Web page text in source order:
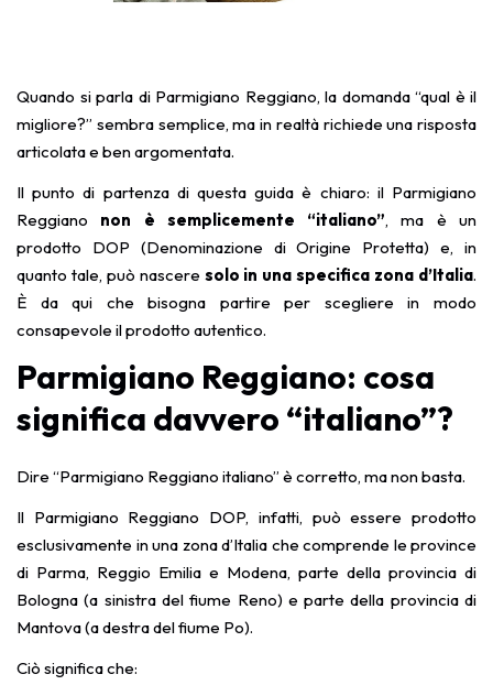
Quando si parla di Parmigiano Reggiano, la domanda “qual è il
migliore?” sembra semplice, ma in realtà richiede una risposta
articolata e ben argomentata.
Il punto di partenza di questa guida è chiaro: il Parmigiano
Reggiano non è semplicemente “italiano”, ma è un
prodotto DOP (Denominazione di Origine Protetta) e, in
quanto tale, può nascere solo in una specifica zona d’Italia.
È da qui che bisogna partire per scegliere in modo
consapevole il prodotto autentico.
Parmigiano Reggiano: cosa
significa davvero “italiano”?
Dire “Parmigiano Reggiano italiano” è corretto, ma non basta.
Il Parmigiano Reggiano DOP, infatti, può essere prodotto
esclusivamente in una zona d’Italia che comprende le province
di Parma, Reggio Emilia e Modena, parte della provincia di
Bologna (a sinistra del fiume Reno) e parte della provincia di
Mantova (a destra del fiume Po).
Ciò significa che: